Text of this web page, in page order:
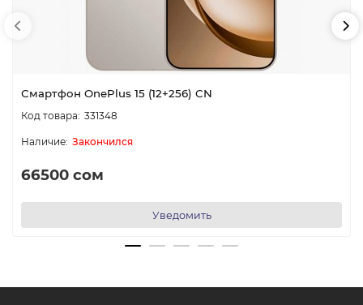
Смартфон OnePlus 15 (12+256) CN
331348
Закончился
66500 сом
Уведомить